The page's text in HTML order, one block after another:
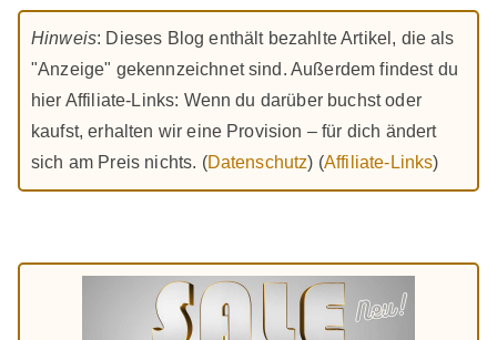
Hinweis: Dieses Blog enthält bezahlte Artikel, die als
"Anzeige" gekennzeichnet sind. Außerdem findest du
hier Affiliate-Links: Wenn du darüber buchst oder
kaufst, erhalten wir eine Provision – für dich ändert
sich am Preis nichts. (Datenschutz) (Affiliate-Links)